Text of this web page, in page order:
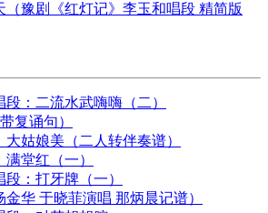
（豫剧《红灯记》李玉和唱段 精简版
段：二流水武嗨嗨（二）
复诵句）
姑娘美（二人转伴奏谱）
堂红（一）
段：打牙牌（一）
华 于晓菲演唱 那炳晨记谱）